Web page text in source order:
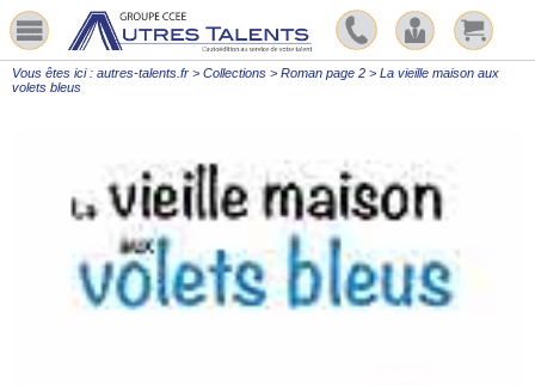
Vous êtes ici : autres-talents.fr > Collections > Roman page 2 > La vieille maison aux
volets bleus